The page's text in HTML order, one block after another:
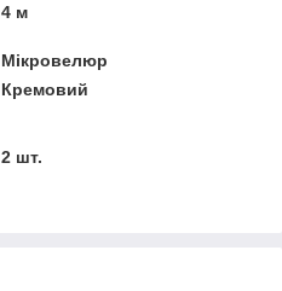
4 м
Мікровелюр
Кремовий
2 шт.